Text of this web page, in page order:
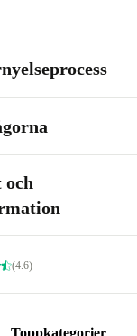
och
(4.6)
Toppkategorier